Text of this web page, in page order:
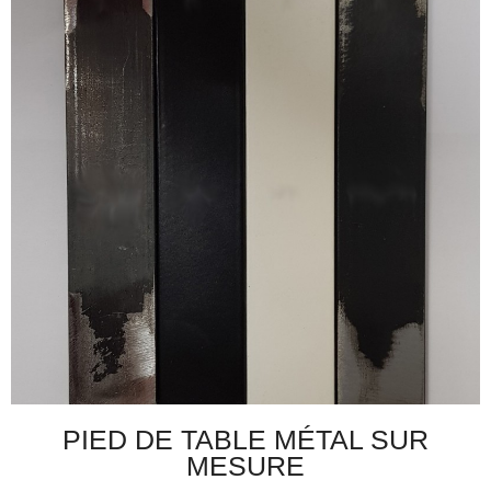
PIED DE TABLE MÉTAL SUR
MESURE